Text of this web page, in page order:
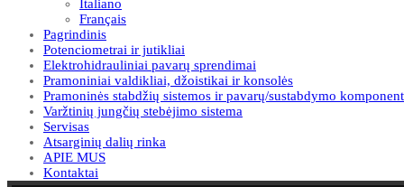
Italiano
Français
Pagrindinis
Potenciometrai ir jutikliai
Elektrohidrauliniai pavarų sprendimai
Pramoniniai valdikliai, džoistikai ir konsolės
Pramoninės stabdžių sistemos ir pavarų/sustabdymo
Varžtinių jungčių stebėjimo sistema
Servisas
Atsarginių dalių rinka
APIE MUS
Kontaktai